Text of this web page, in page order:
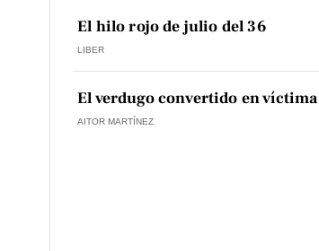
El hilo rojo de julio del 36
LIBER
El verdugo convertido en víctima
AITOR MARTÍNEZ